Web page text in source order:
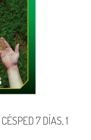
7 DÍAS, 1